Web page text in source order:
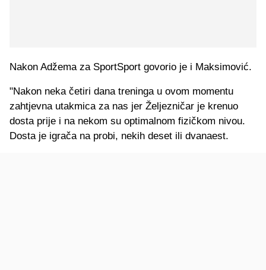
Nakon Adžema za SportSport govorio je i Maksimović.
"Nakon neka četiri dana treninga u ovom momentu
zahtjevna utakmica za nas jer Željezničar je krenuo
dosta prije i na nekom su optimalnom fizičkom nivou.
Dosta je igrača na probi, nekih deset ili dvanaest.